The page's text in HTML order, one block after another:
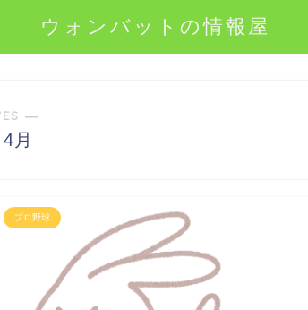
ウォンバットの情報屋
―
月
プロ野球